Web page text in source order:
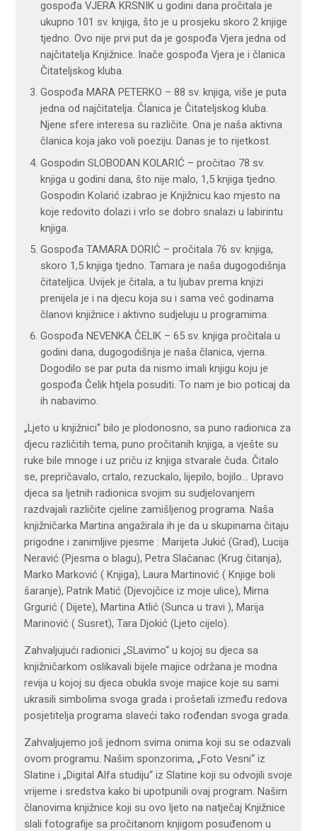
gospođa VJERA KRSNIK u godini dana pročitala je
ukupno 101 sv. knjiga, što je u prosjeku skoro 2 knjige
tjedno. Ovo nije prvi put da je gospođa Vjera jedna od
najčitatelja Knjižnice. Inače gospođa Vjera je i članica
Čitateljskog kluba.
Gospođa MARA PETERKO – 88 sv. knjiga, više je puta
jedna od najčitatelja. Članica je Čitateljskog kluba.
Njene sfere interesa su različite. Ona je naša aktivna
članica koja jako voli poeziju. Danas je to rijetkost.
Gospodin SLOBODAN KOLARIĆ – pročitao 78 sv.
knjiga u godini dana, što nije malo, 1,5 knjiga tjedno.
Gospodin Kolarić izabrao je Knjižnicu kao mjesto na
koje redovito dolazi i vrlo se dobro snalazi u labirintu
knjiga.
Gospođa TAMARA DORIĆ – pročitala 76 sv. knjiga,
skoro 1,5 knjiga tjedno. Tamara je naša dugogodišnja
čitateljica. Uvijek je čitala, a tu ljubav prema knjizi
prenijela je i na djecu koja su i sama već godinama
članovi knjižnice i aktivno sudjeluju u programima.
Gospođa NEVENKA ČELIK – 65 sv. knjiga pročitala u
godini dana, dugogodišnja je naša članica, vjerna.
Dogodilo se par puta da nismo imali knjigu koju je
gospođa Čelik htjela posuditi. To nam je bio poticaj da
ih nabavimo.
„Ljeto u knjižnici“ bilo je plodonosno, sa puno radionica za
djecu različitih tema, puno pročitanih knjiga, a vješte su
ruke bile mnoge i uz priču iz knjiga stvarale čuda. Čitalo
se, prepričavalo, crtalo, rezuckalo, lijepilo, bojilo… Upravo
djeca sa ljetnih radionica svojim su sudjelovanjem
razdvajali različite cjeline zamišljenog programa. Naša
knjižničarka Martina angažirala ih je da u skupinama čitaju
prigodne i zanimljive pjesme : Marijeta Jukić (Grad), Lucija
Neravić (Pjesma o blagu), Petra Slačanac (Krug čitanja),
Marko Marković ( Knjiga), Laura Martinović ( Knjige boli
šaranje), Patrik Matić (Djevojčice iz moje ulice), Mirna
Grgurić ( Dijete), Martina Atlić (Sunca u travi ), Marija
Marinović ( Susret), Tara Djokić (Ljeto cijelo).
Zahvaljujući radionici „SLavimo“ u kojoj su djeca sa
knjižničarkom oslikavali bijele majice održana je modna
revija u kojoj su djeca obukla svoje majice koje su sami
ukrasili simbolima svoga grada i prošetali između redova
posjetitelja programa slaveći tako rođendan svoga grada.
Zahvaljujemo još jednom svima onima koji su se odazvali
ovom programu. Našim sponzorima, „Foto Vesni“ iz
Slatine i „Digital Alfa studiju“ iz Slatine koji su odvojili svoje
vrijeme i sredstva kako bi upotpunili ovaj program. Našim
članovima knjižnice koji su ovo ljeto na natječaj Knjižnice
slali fotografije sa pročitanom knjigom posuđenom u